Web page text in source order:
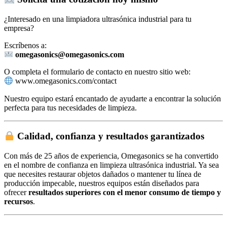
¿Interesado en una limpiadora ultrasónica industrial para tu
empresa?
Escríbenos a:
omegasonics@omegasonics.com
O completa el formulario de contacto en nuestro sitio web:
www.omegasonics.com/contact
Nuestro equipo estará encantado de ayudarte a encontrar la solución
perfecta para tus necesidades de limpieza.
Calidad, confianza y resultados garantizados
Con más de 25 años de experiencia, Omegasonics se ha convertido
en el nombre de confianza en limpieza ultrasónica industrial. Ya sea
que necesites restaurar objetos dañados o mantener tu línea de
producción impecable, nuestros equipos están diseñados para
ofrecerresultados superiores con el menor consumo de tiempo y
recursos.